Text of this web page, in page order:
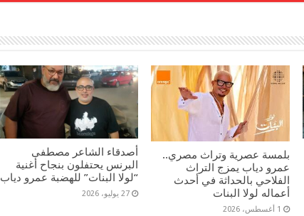
بلمسة عصرية وتراث مصري..
عمرو دياب يمزج التراث
الفلاحي بالحداثة في أحدث
أعماله لولا البنات
1 أغسطس، 2026
أصدقاء الشاعر مصطفى
البرنس يحتفلون بنجاح أغنية
“لولا البنات” للهضبة عمرو دياب
27 يوليو، 2026